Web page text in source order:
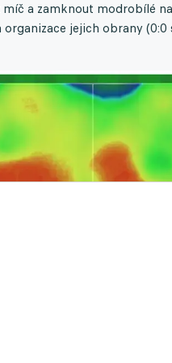
míč a zamknout modrobílé
jejich obrany